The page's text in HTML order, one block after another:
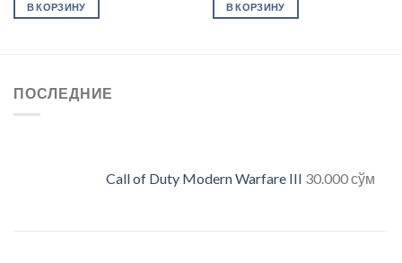
В КОРЗИНУ В КОРЗИНУ
ПОСЛЕДНИЕ
Call of Duty Modern Warfare III 30.000сўм